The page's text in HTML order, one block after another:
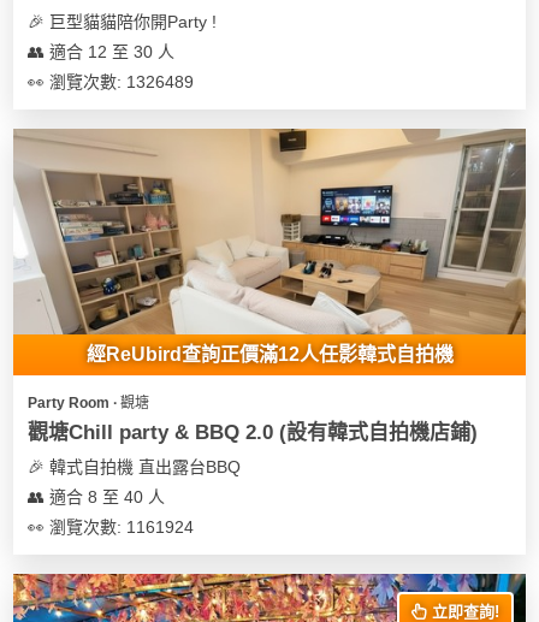
驗
作
工
作
戶
外
樂
遊
租
🎉 巨型貓貓陪你開Party !
👥 適合 12 至 30 人
👀 瀏覽次數: 1326489
經ReUbird查詢正價滿12人任影韓式自拍機
Party Room ∙ 觀塘
觀塘Chill party & BBQ 2.0 (設有韓式自拍機店鋪)
🎉 韓式自拍機 直出露台BBQ
👥 適合 8 至 40 人
👀 瀏覽次數: 1161924
立即查詢!